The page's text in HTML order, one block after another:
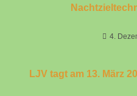
4.
LJV tagt am 13. März